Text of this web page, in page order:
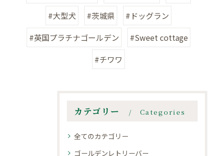
#大型犬 #茨城県
#ドッグラン
#英国プラチナゴールデン
#Sweet cottage
#チワワ
カテゴリー Categories
全てのカテゴリー
ゴールデンレトリーバー